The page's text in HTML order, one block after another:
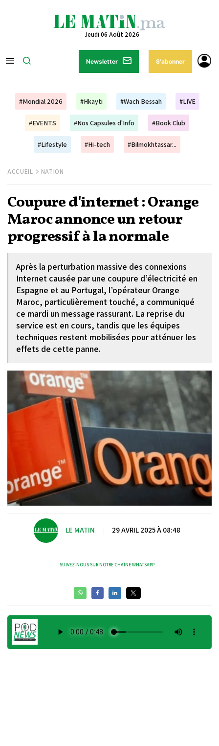
Jeudi 06 Août 2026
Newsletter S'abonner
#Mondial 2026 #Hkayti #Wach Bessah #LIVE
#EVENTS #Nos Capsules d'Info #Book Club
#Lifestyle #Hi-tech #Bilmokhtassar...
ACCUEIL NATION
Coupure d'internet : Orange
Maroc annonce un retour
progressif à la normale
Après la perturbation massive des connexions
Internet causée par une coupure d’électricité en
Espagne et au Portugal, l’opérateur Orange
Maroc, particulièrement touché, a communiqué
ce mardi un message rassurant. La reprise du
service est en cours, tandis que les équipes
techniques restent mobilisées pour atténuer les
effets de cette panne.
LE MATIN 29 AVRIL 2025 À 08:48
SUIVEZ-NOUS SUR NOTRE CHAÎNE WHATSAPP